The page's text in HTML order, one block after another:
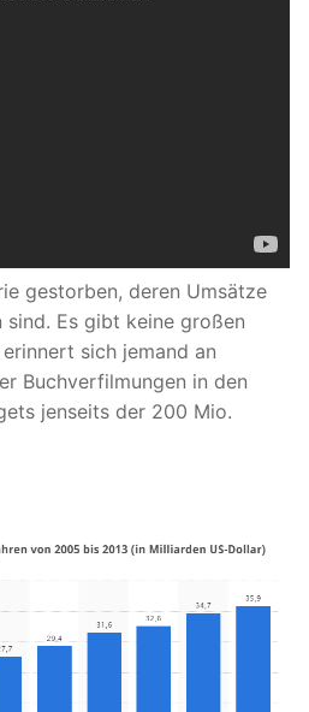
gestorben, deren Umsätze
Es gibt keine großen
sich jemand an
Buchverfilmungen in den
jenseits der 200 Mio.